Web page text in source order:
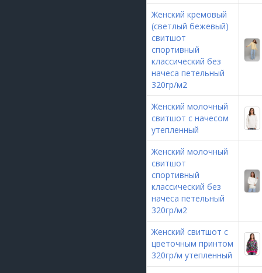
Женский кремовый
(светлый бежевый)
свитшот
спортивный
классический без
начеса петельный
320гр/м2
Женский молочный
свитшот с начесом
утепленный
Женский молочный
свитшот
спортивный
классический без
начеса петельный
320гр/м2
Женский свитшот с
цветочным принтом
320гр/м утепленный